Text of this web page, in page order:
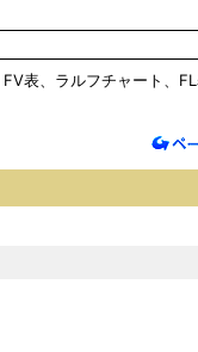
表、ラルフチャート、